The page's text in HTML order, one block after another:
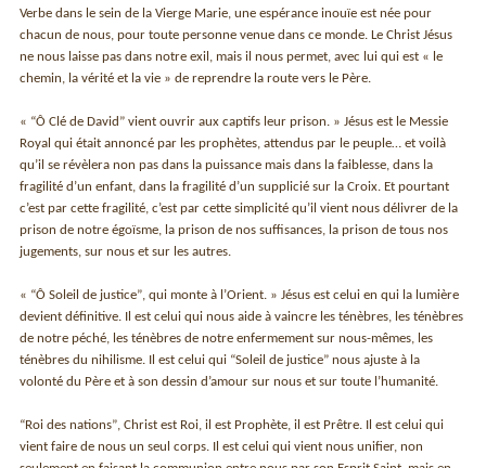
Verbe dans le sein de la Vierge Marie, une espérance inouïe est née pour
chacun de nous, pour toute personne venue dans ce monde. Le Christ Jésus
ne nous laisse pas dans notre exil, mais il nous permet, avec lui qui est « le
chemin, la vérité et la vie » de reprendre la route vers le Père.
« “Ô Clé de Davidˮ vient ouvrir aux captifs leur prison. » Jésus est le Messie
Royal qui était annoncé par les prophètes, attendus par le peuple… et voilà
qu’il se révèlera non pas dans la puissance mais dans la faiblesse, dans la
fragilité d’un enfant, dans la fragilité d’un supplicié sur la Croix. Et pourtant
c’est par cette fragilité, c’est par cette simplicité qu’il vient nous délivrer de la
prison de notre égoïsme, la prison de nos suffisances, la prison de tous nos
jugements, sur nous et sur les autres.
« “Ô Soleil de justiceˮ, qui monte à l’Orient. » Jésus est celui en qui la lumière
devient définitive. Il est celui qui nous aide à vaincre les ténèbres, les ténèbres
de notre péché, les ténèbres de notre enfermement sur nous-mêmes, les
ténèbres du nihilisme. Il est celui qui “Soleil de justiceˮ nous ajuste à la
volonté du Père et à son dessin d’amour sur nous et sur toute l’humanité.
“Roi des nationsˮ, Christ est Roi, il est Prophète, il est Prêtre. Il est celui qui
vient faire de nous un seul corps. Il est celui qui vient nous unifier, non